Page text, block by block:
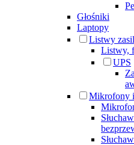
Głośniki
Laptopy
Listwy
Listwy,
UPS
Mikrofony i